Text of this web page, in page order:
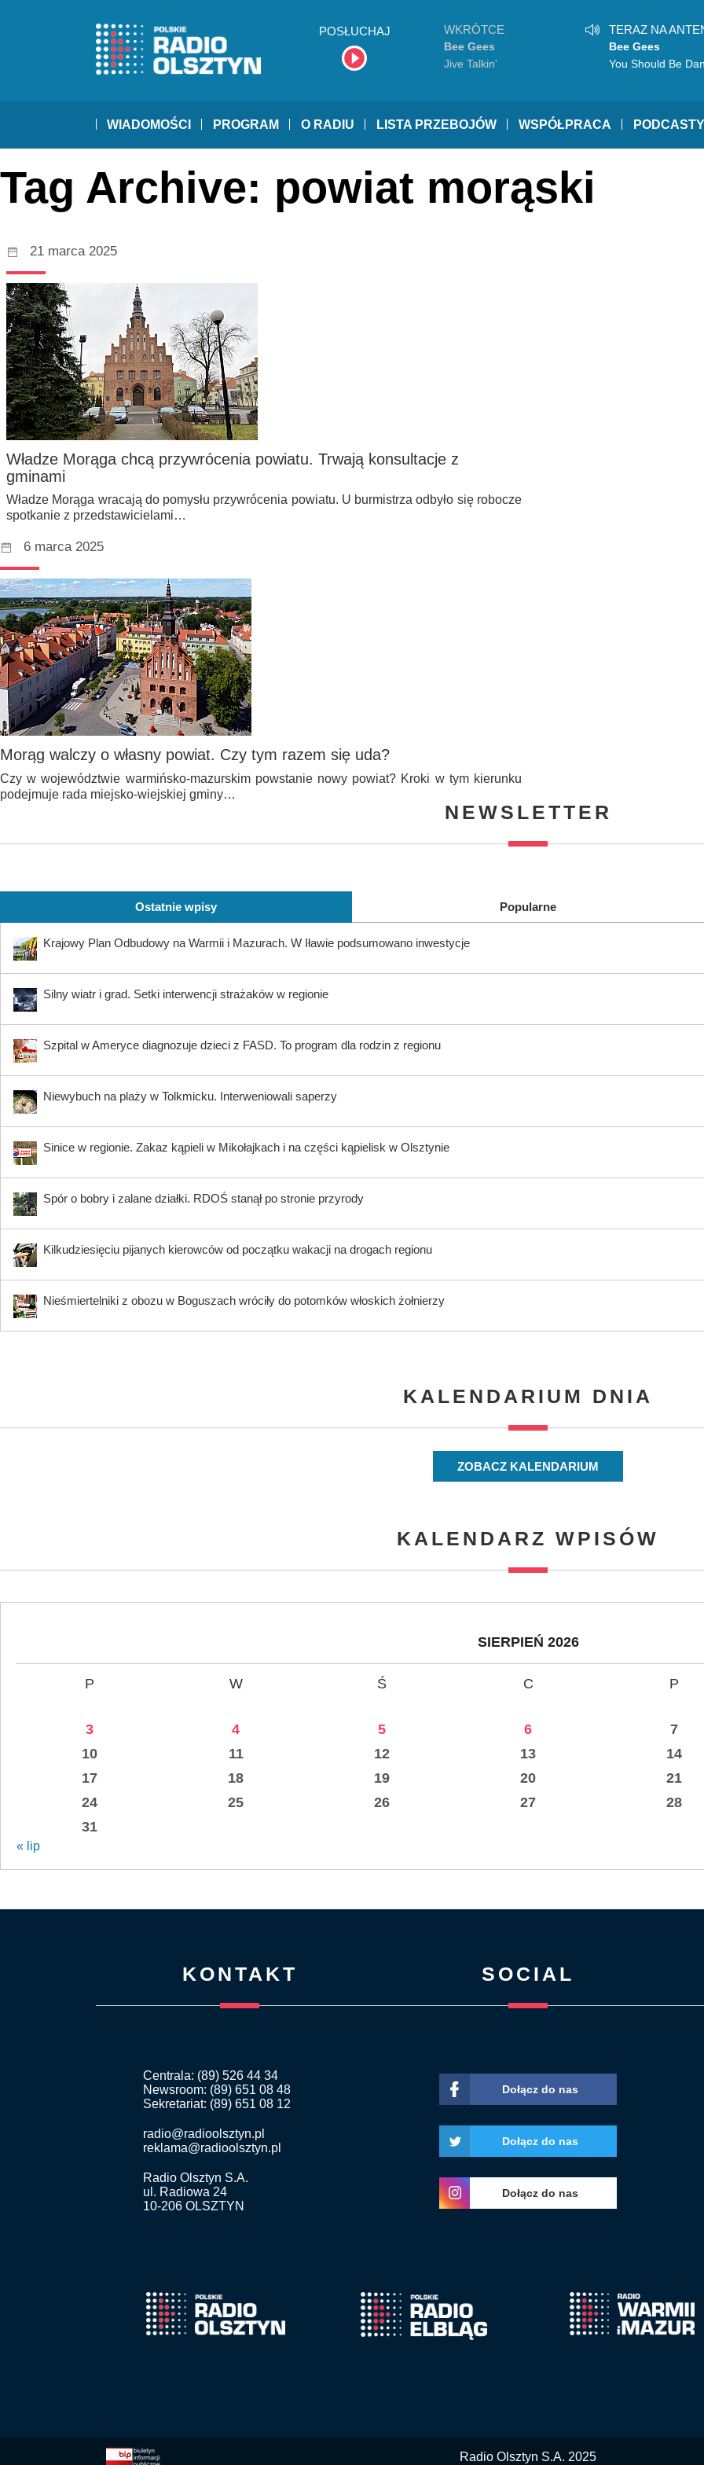
POSŁUCHAJ WKRÓTCE
Bee Gees
Jive Talkin'
TERAZ NA
Bee Gees
You Should Be
WIADOMOŚCI PROGRAM O RADIU LISTA PRZEBOJÓW WSPÓŁPRACA PODCASTY
Tag Archive: powiat morąski
21 marca 2025
Władze Morąga chcą przywrócenia powiatu. Trwają konsultacje z
gminami
Władze Morąga wracają do pomysłu przywrócenia powiatu. U burmistrza odbyło się robocze
spotkanie z przedstawicielami…
6 marca 2025
Morąg walczy o własny powiat. Czy tym razem się uda?
Czy w województwie warmińsko-mazurskim powstanie nowy powiat? Kroki w tym kierunku
podejmuje rada miejsko-wiejskiej gminy…
NEWSLETTER
Ostatnie wpisy Popularne
Krajowy Plan Odbudowy na Warmii i Mazurach. W Iławie podsumowano inwestycje
Silny wiatr i grad. Setki interwencji strażaków w regionie
Szpital w Ameryce diagnozuje dzieci z FASD. To program dla rodzin z regionu
Niewybuch na plaży w Tolkmicku. Interweniowali saperzy
Sinice w regionie. Zakaz kąpieli w Mikołajkach i na części kąpielisk w Olsztynie
Spór o bobry i zalane działki. RDOŚ stanął po stronie przyrody
Kilkudziesięciu pijanych kierowców od początku wakacji na drogach regionu
Nieśmiertelniki z obozu w Boguszach wróciły do potomków włoskich żołnierzy
KALENDARIUM DNIA
ZOBACZ KALENDARIUM
KALENDARZ WPISÓW
SIERPIEŃ 2026
P W Ś C P
3
4 5 6 7
10
11 12 13 14
17
18 19 20 21
24
25 26 27 28
31
« lip
KONTAKT
Centrala: (89) 526 44 34
Newsroom: (89) 651 08 48
Sekretariat: (89) 651 08 12
radio@radioolsztyn.pl
reklama@radioolsztyn.pl
Radio Olsztyn S.A.
ul. Radiowa 24
10-206 OLSZTYN
SOCIAL
Dołącz do nas
Dołącz do nas
Dołącz do nas
Radio Olsztyn S.A. 2025